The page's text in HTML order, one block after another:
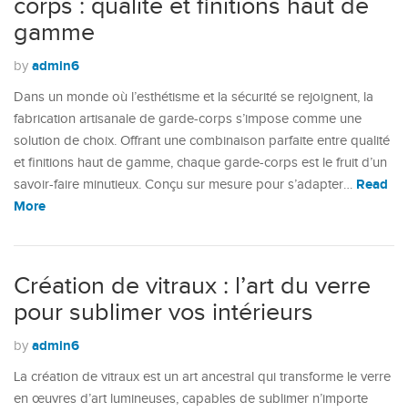
corps : qualité et finitions haut de
gamme
by admin6
Dans un monde où l’esthétisme et la sécurité se rejoignent, la
fabrication artisanale de garde-corps s’impose comme une
solution de choix. Offrant une combinaison parfaite entre qualité
et finitions haut de gamme, chaque garde-corps est le fruit d’un
savoir-faire minutieux. Conçu sur mesure pour s’adapter… Read
More
Création de vitraux : l’art du verre
pour sublimer vos intérieurs
by admin6
La création de vitraux est un art ancestral qui transforme le verre
en œuvres d’art lumineuses, capables de sublimer n’importe